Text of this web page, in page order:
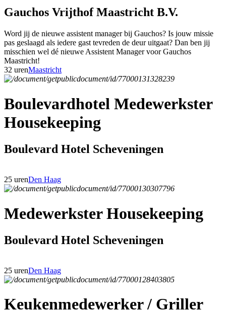
Gauchos Vrijthof Maastricht B.V.
Word jij de nieuwe assistent manager bij Gauchos? Is jouw missie
pas geslaagd als iedere gast tevreden de deur uitgaat? Dan ben jij
misschien wel dé nieuwe Assistent Manager voor Gauchos
Maastricht!
32 urenMaastricht
Boulevardhotel Medewerkster
Housekeeping
Boulevard Hotel Scheveningen
25 urenDen Haag
Medewerkster Housekeeping
Boulevard Hotel Scheveningen
25 urenDen Haag
Keukenmedewerker / Griller